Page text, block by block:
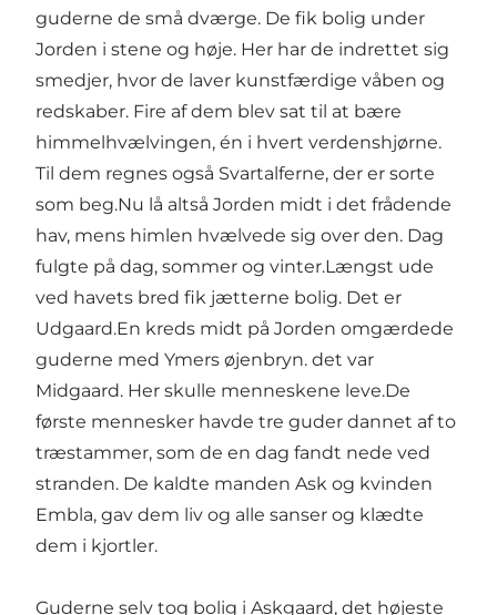
guderne de små dværge. De fik bolig under
Jorden i stene og høje. Her har de indrettet sig
smedjer, hvor de laver kunstfærdige våben og
redskaber. Fire af dem blev sat til at bære
himmelhvælvingen, én i hvert verdenshjørne.
Til dem regnes også Svartalferne, der er sorte
som beg.Nu lå altså Jorden midt i det frådende
hav, mens himlen hvælvede sig over den. Dag
fulgte på dag, sommer og vinter.Længst ude
ved havets bred fik jætterne bolig. Det er
Udgaard.En kreds midt på Jorden omgærdede
guderne med Ymers øjenbryn. det var
Midgaard. Her skulle menneskene leve.De
første mennesker havde tre guder dannet af to
træstammer, som de en dag fandt nede ved
stranden. De kaldte manden Ask og kvinden
Embla, gav dem liv og alle sanser og klædte
dem i kjortler.
Guderne selv tog bolig i Askgaard, det højeste